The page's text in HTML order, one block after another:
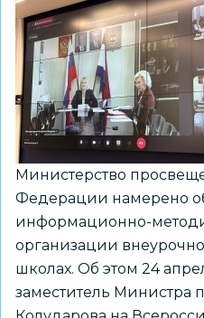
известные
песни
Великой
войне
Министерство
Федерации намерено
информационно-
организации
школах. Об этом 24
заместитель